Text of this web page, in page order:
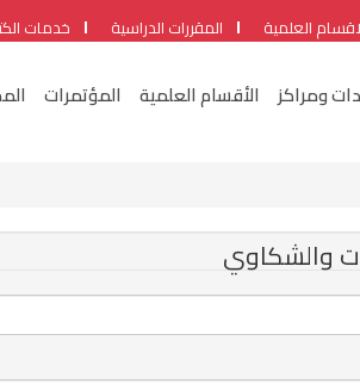
العلمية المقررات الدراسية خدمات
ومراكز الأقسام العلمية المؤتمرات
والشكاوي